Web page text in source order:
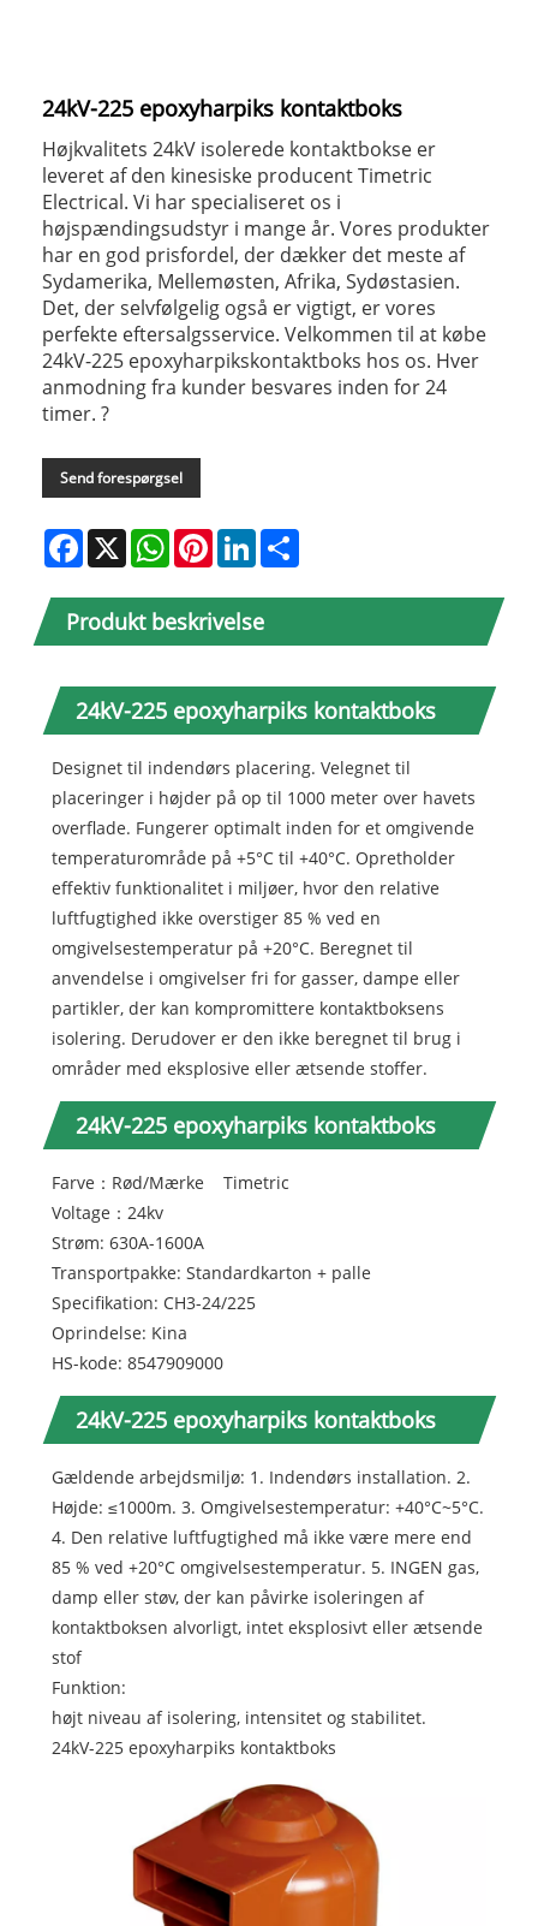
24kV-225 epoxyharpiks kontaktboks
Højkvalitets 24kV isolerede kontaktbokse er
leveret af den kinesiske producent Timetric
Electrical. Vi har specialiseret os i
højspændingsudstyr i mange år. Vores produkter
har en god prisfordel, der dækker det meste af
Sydamerika, Mellemøsten, Afrika, Sydøstasien.
Det, der selvfølgelig også er vigtigt, er vores
perfekte eftersalgsservice. Velkommen til at købe
24kV-225 epoxyharpikskontaktboks hos os. Hver
anmodning fra kunder besvares inden for 24
timer. ?
Send forespørgsel
Facebook
X WhatsAppPinterestLinkedIn
Produkt beskrivelse
24kV-225 epoxyharpiks kontaktboks
Designet til indendørs placering. Velegnet til
placeringer i højder på op til 1000 meter over havets
overflade. Fungerer optimalt inden for et omgivende
temperaturområde på +5°C til +40°C. Opretholder
effektiv funktionalitet i miljøer, hvor den relative
luftfugtighed ikke overstiger 85 % ved en
omgivelsestemperatur på +20°C. Beregnet til
anvendelse i omgivelser fri for gasser, dampe eller
partikler, der kan kompromittere kontaktboksens
isolering. Derudover er den ikke beregnet til brug i
områder med eksplosive eller ætsende stoffer.
24kV-225 epoxyharpiks kontaktboks
Farve：Rød/Mærke Timetric
Voltage：24kv
Strøm: 630A-1600A
Transportpakke: Standardkarton + palle
Specifikation: CH3-24/225
Oprindelse: Kina
HS-kode: 8547909000
24kV-225 epoxyharpiks kontaktboks
Gældende arbejdsmiljø: 1. Indendørs installation. 2.
Højde: ≤1000m. 3. Omgivelsestemperatur: +40°C~5°C.
4. Den relative luftfugtighed må ikke være mere end
85 % ved +20°C omgivelsestemperatur. 5. INGEN gas,
damp eller støv, der kan påvirke isoleringen af ​​
kontaktboksen alvorligt, intet eksplosivt eller ætsende
stof
Funktion:
højt niveau af isolering, intensitet og stabilitet.
24kV-225 epoxyharpiks kontaktboks